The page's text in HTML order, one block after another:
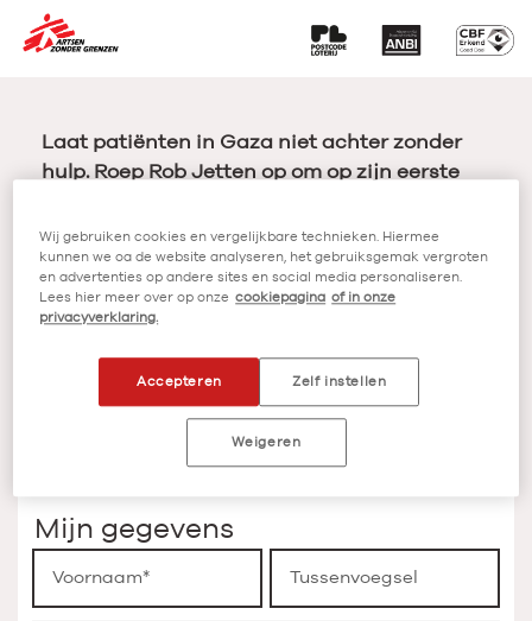
Laat patiënten in Gaza niet achter zonder
hulp. Roep Rob Jetten op om op zijn eerste
bovenaan zijn to-do-lijst te zetten.
Onderteken deze oproep.
lees wat Rob moet doen
Ja, ik teken
al 65.778 mensen gingen je voor
Mijn gegevens
Wij gebruiken cookies en vergelijkbare technieken. Hiermee
kunnen we oa de website analyseren, het gebruiksgemak vergroten
en advertenties op andere sites en social media personaliseren.
Lees hier meer over op onze cookiepagina of in onze
privacyverklaring.
Accepteren Zelf instellen
Weigeren